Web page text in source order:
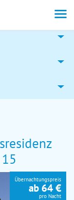
Übernachtungspreis
ab 64 €
pro Nacht